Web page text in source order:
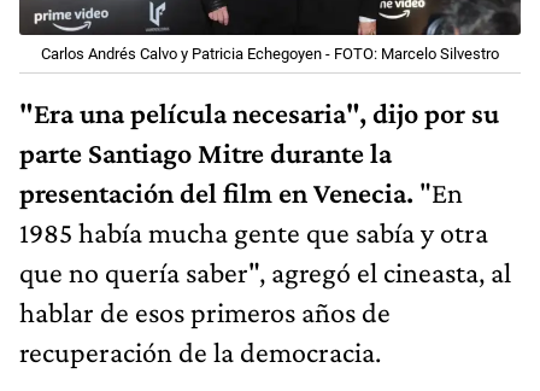
Carlos Andrés Calvo y Patricia Echegoyen - FOTO: Marcelo Silvestro
"Era una película necesaria", dijo por su
parte Santiago Mitre durante la
presentación del film en Venecia. "En
1985 había mucha gente que sabía y otra
que no quería saber", agregó el cineasta, al
hablar de esos primeros años de
recuperación de la democracia.